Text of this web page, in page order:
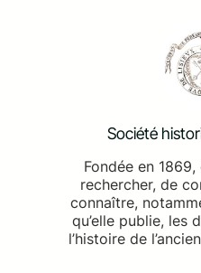
Société
Fondée en
rechercher, de
connaître,
qu’elle publie, les
l’histoire de